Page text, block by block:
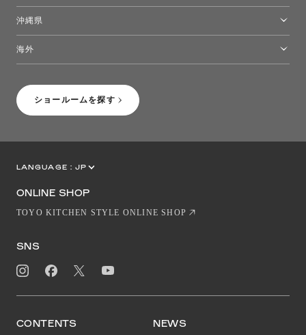
ショールームを探す
沖縄県
海外
LANGUAGE : JP
ONLINE SHOP
TOYO KITCHEN STYLE ONLINE SHOP
SNS
CONTENTS NEWS